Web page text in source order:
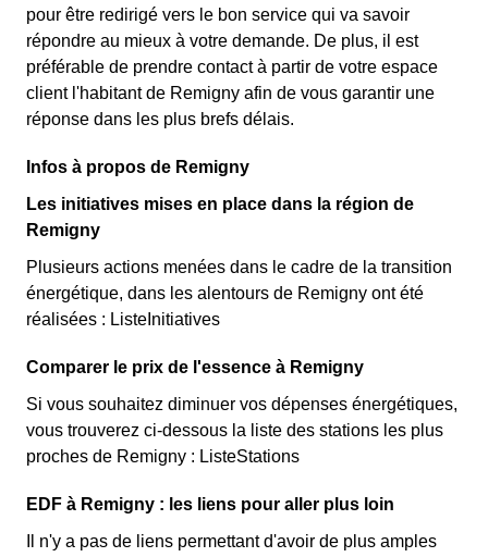
pour être redirigé vers le bon service qui va savoir
répondre au mieux à votre demande. De plus, il est
préférable de prendre contact à partir de votre espace
client l'habitant de Remigny afin de vous garantir une
réponse dans les plus brefs délais.
Infos à propos de Remigny
Les initiatives mises en place dans la région de
Remigny
Plusieurs actions menées dans le cadre de la transition
énergétique, dans les alentours de Remigny ont été
réalisées : ListeInitiatives
Comparer le prix de l'essence à Remigny
Si vous souhaitez diminuer vos dépenses énergétiques,
vous trouverez ci-dessous la liste des stations les plus
proches de Remigny : ListeStations
EDF à Remigny : les liens pour aller plus loin
Il n'y a pas de liens permettant d'avoir de plus amples